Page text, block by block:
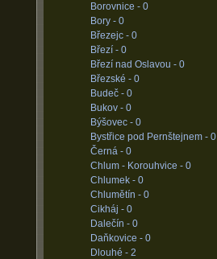
Borovnice - 0
Bory - 0
Březejc - 0
Březí - 0
Březí nad Oslavou - 0
Březské - 0
Budeč - 0
Bukov - 0
Býšovec - 0
Bystřice pod Pernštejnem - 0
Černá - 0
Chlum - Korouhvice - 0
Chlumek - 0
Chlumětín - 0
Cikháj - 0
Dalečín - 0
Daňkovice - 0
Dlouhé - 2